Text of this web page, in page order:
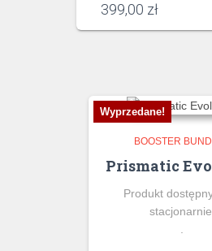
399,00 zł
Wyprzedane!
BOOSTER
Prismatic
Produkt
.